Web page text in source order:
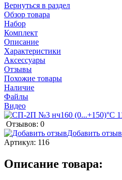
Вернуться в раздел
Обзор товара
Набор
Комплект
Описание
Характеристики
Аксессуары
Отзывы
Похожие товары
Наличие
Файлы
Видео
Отзывов: 0
Добавить отзыв
Артикул: 116
Описание товара: